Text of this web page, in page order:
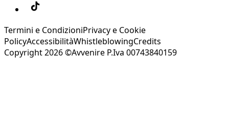
Termini e CondizioniPrivacy e Cookie
PolicyAccessibilitàWhistleblowingCredits
Copyright 2026 ©Avvenire P.Iva 00743840159